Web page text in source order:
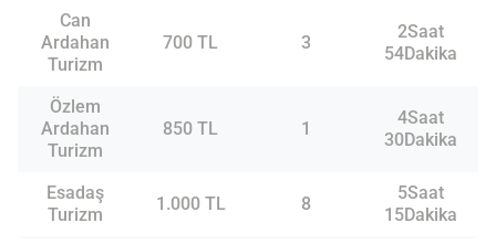
Can
Ardahan
Turizm
700 TL 3
2Saat
54Dakika
Özlem
Ardahan
Turizm
850 TL 1
4Saat
30Dakika
Esadaş
Turizm
1.000 TL 8
5Saat
15Dakika